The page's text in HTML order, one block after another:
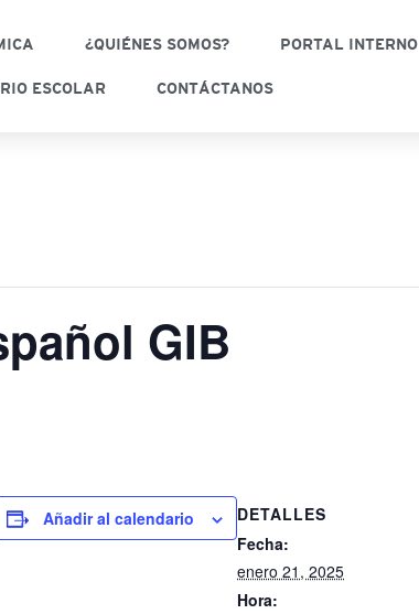
¿QUIÉNES SOMOS? PORTAL INTERNO
ESCOLAR CONTÁCTANOS
GIB
Añadir al calendario
DETALLES
Fecha:
enero 21, 2025
Hora: